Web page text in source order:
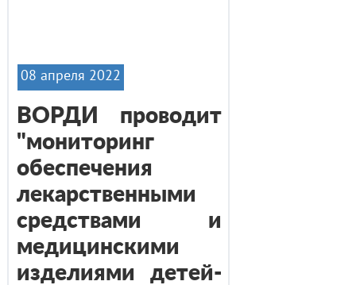
ВОРДИ проводит
"мониторинг
обеспечения
лекарственными
средствами и
медицинскими
изделиями детей-
08 апреля 2022